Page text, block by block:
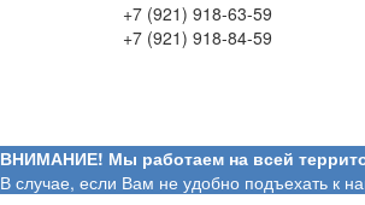
+7 (921) 918-63-59
+7 (921) 918-84-59
ВНИМАНИЕ! Мы работаем на всей
В случае, если Вам не удобно подъехать к